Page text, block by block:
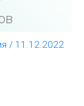
/ 11.12.2022